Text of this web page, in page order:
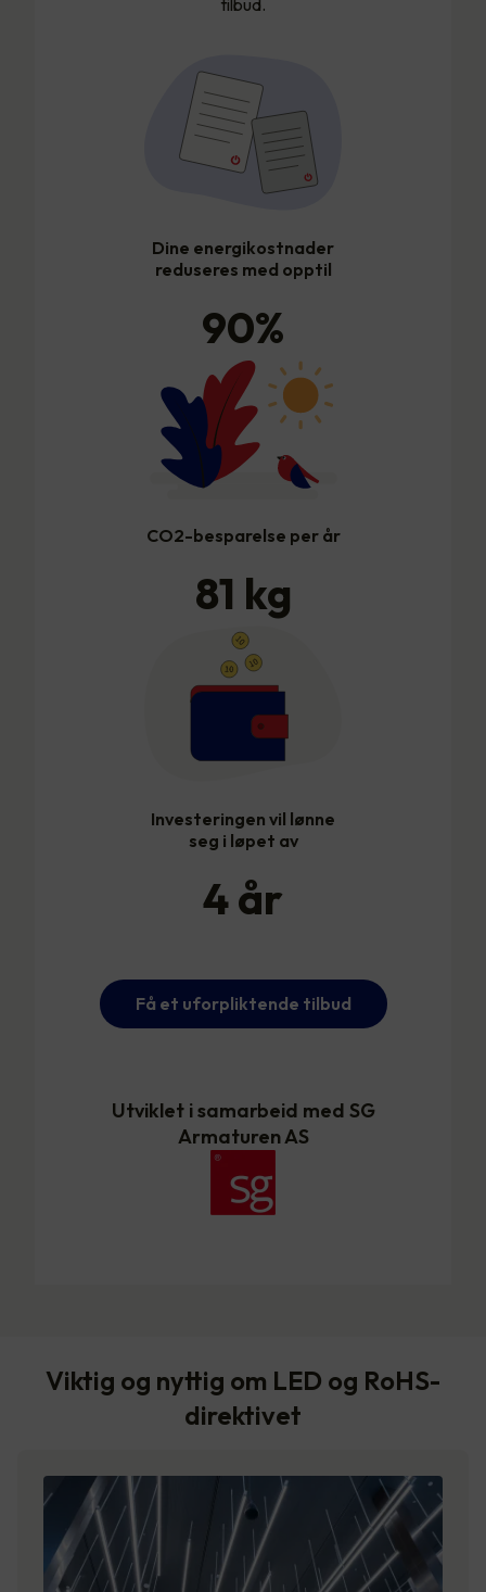
Dine energikostnader
reduseres med opptil
90%
CO2-besparelse per år
81 kg
Investeringen vil lønne
seg i løpet av
4år
Få et uforpliktende tilbud
Utviklet i samarbeid med SG
Armaturen AS
Viktig og nyttig om LED og RoHS-
direktivet